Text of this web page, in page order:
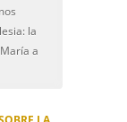
la
a